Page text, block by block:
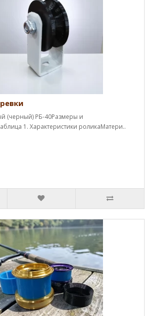
(черный) РБ-40Размеры и
1. Характеристики роликаМатери..